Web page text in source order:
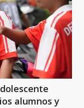
alumnos y